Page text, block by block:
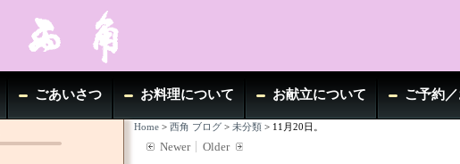
ごあいさつ お料理について お献立について ご予約
Home> 西角 ブログ> 未分類> 11月20日。
Newer Older